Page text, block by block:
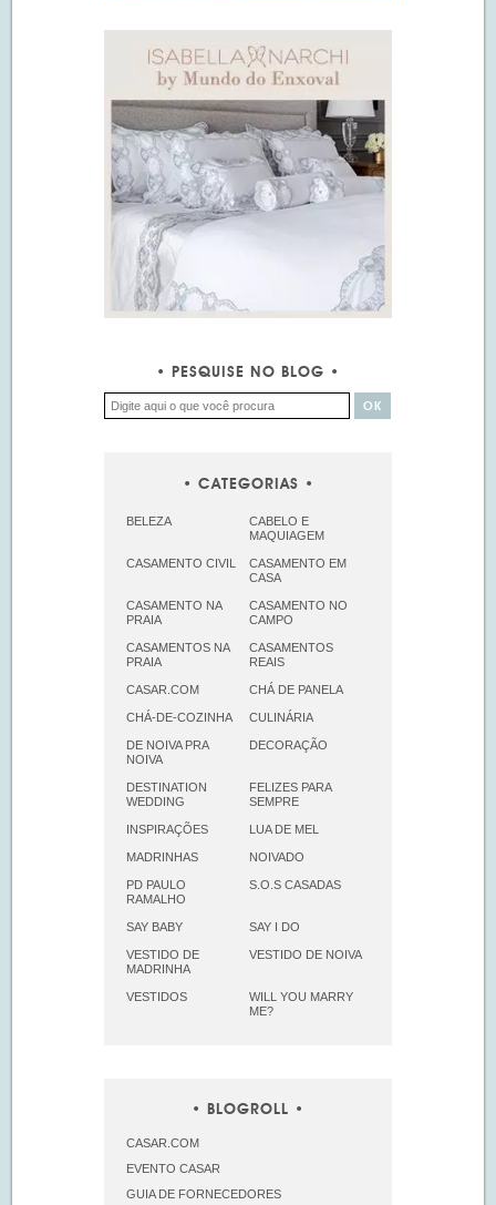
PESQUISE NO BLOG
CATEGORIAS
BELEZA
CABELO E
MAQUIAGEM
CASAMENTO CIVIL
CASAMENTO EM
CASA
CASAMENTO NA
PRAIA
CASAMENTO NO
CAMPO
CASAMENTOS NA
PRAIA
CASAMENTOS
REAIS
CASAR.COM CHÁ DE PANELA
CHÁ-DE-COZINHA CULINÁRIA
DE NOIVA PRA
NOIVA
DECORAÇÃO
DESTINATION
WEDDING
FELIZES PARA
SEMPRE
INSPIRAÇÕES LUA DE MEL
MADRINHAS NOIVADO
PD PAULO
RAMALHO
S.O.S CASADAS
SAY BABY SAY I DO
VESTIDO DE
MADRINHA
VESTIDO DE NOIVA
VESTIDOS
WILL YOU MARRY
ME?
BLOGROLL
CASAR.COM
EVENTO CASAR
GUIA DE FORNECEDORES